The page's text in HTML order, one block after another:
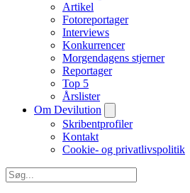
Artikel
Fotoreportager
Interviews
Konkurrencer
Morgendagens stjerner
Reportager
Top 5
Årslister
Om Devilution
Skribentprofiler
Kontakt
Cookie- og privatlivspolitik